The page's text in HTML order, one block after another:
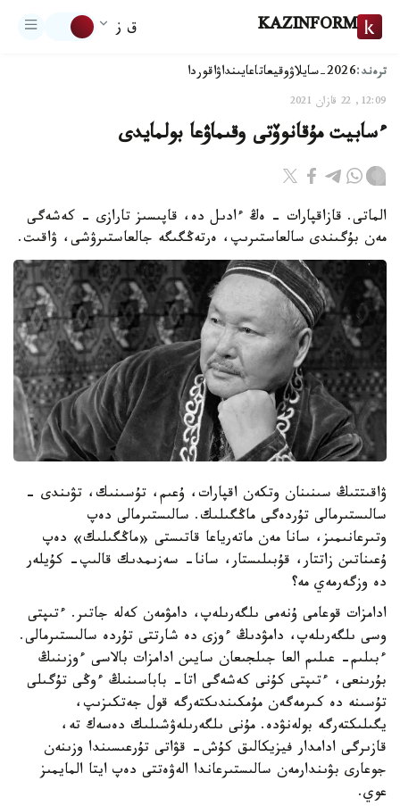
KAZINFORM ق ز
ترەند:2026-سايلاۋ وقيعاتاعايىنداۋاقوردا
12:09, 22 قازان 2021
ءسابيت مۇقانوۆتى وقىماۋعا بولمايدى
الماتى. قازاقپارات - ەڭ ءادىل دە، قاپىسىز تارازى - كەشەگى
مەن بۇگىندى سالعاستىرىپ، ەرتەڭگىگە جالعاستىرۋشى، ۋاقىت.
ۋاقىتتىڭ سىنىنان وتكەن اقپارات، ۇعىم، تۇسىنىك، تۋىندى -
سالىستىرمالى تۇردەگى ماڭگىلىك. سالىستىرمالى دەپ
وتىرعانىمىز، سانا مەن ماتەرياعا قاتىستى «ماڭگىلىك» دەپ
ۇعىناتىن زاتتار، قۇبىلىستار، سانا- سەزىمدىك قالىپ- كۇيلەر
دە وزگەرمەي مە؟
ادامزات قوعامى ۇنەمى ىلگەرىلەپ، دامۋمەن كەلە جاتىر. ءتىپتى
وسى ىلگەرىلەپ، دامۋدىڭ ءوزى دە شارتتى تۇردە سالىستىرمالى.
ءبىلىم- عىلىم العا جىلجىعان سايىن ادامزات بالاسى ءوزىنىڭ
بۇرىنعى، ءتىپتى كۇنى كەشەگى اتا- باباسىنىڭ ءوڭى تۇگىلى
تۇسىنە دە كىرمەگەن مۇمكىندىكتەرگە قول جەتكىزىپ،
يگىلىكتەرگە بولەنۋدە. مۇنى ىلگەرىلەۋشىلىك دەسەك تە،
قازىرگى ادامدار فيزيكالىق كۇش- قۋاتى تۇرعىسىندا وزىنەن
جوعارى بۋىندارمەن سالىستىرعاندا الەۋەتتى دەپ ايتا المايمىز
عوي.